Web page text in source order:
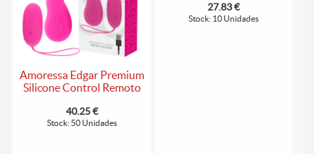
Amoressa Edgar Premium
Silicone Control Remoto
40.25 €
Stock: 50 Unidades
27.83 €
Stock: 10 Unidades